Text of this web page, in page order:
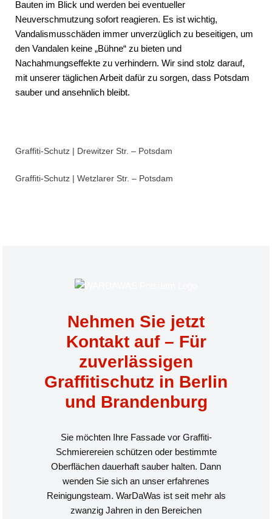
Bauten im Blick und werden bei eventueller
Neuverschmutzung sofort reagieren. Es ist wichtig,
Vandalismusschäden immer unverzüglich zu beseitigen, um
den Vandalen keine „Bühne“ zu bieten und
Nachahmungseffekte zu verhindern. Wir sind stolz darauf,
mit unserer täglichen Arbeit dafür zu sorgen, dass Potsdam
sauber und ansehnlich bleibt.
Graffiti-Schutz | Drewitzer Str. – Potsdam
Graffiti-Schutz | Wetzlarer Str. – Potsdam
Nehmen Sie jetzt
Kontakt auf – Für
zuverlässigen
Graffitischutz in Berlin
und Brandenburg
Sie möchten Ihre Fassade vor Graffiti-
Schmierereien schützen oder bestimmte
Oberflächen dauerhaft sauber halten. Dann
wenden Sie sich an unser erfahrenes
Reinigungsteam. WarDaWas ist seit mehr als
zwanzig Jahren in den Bereichen